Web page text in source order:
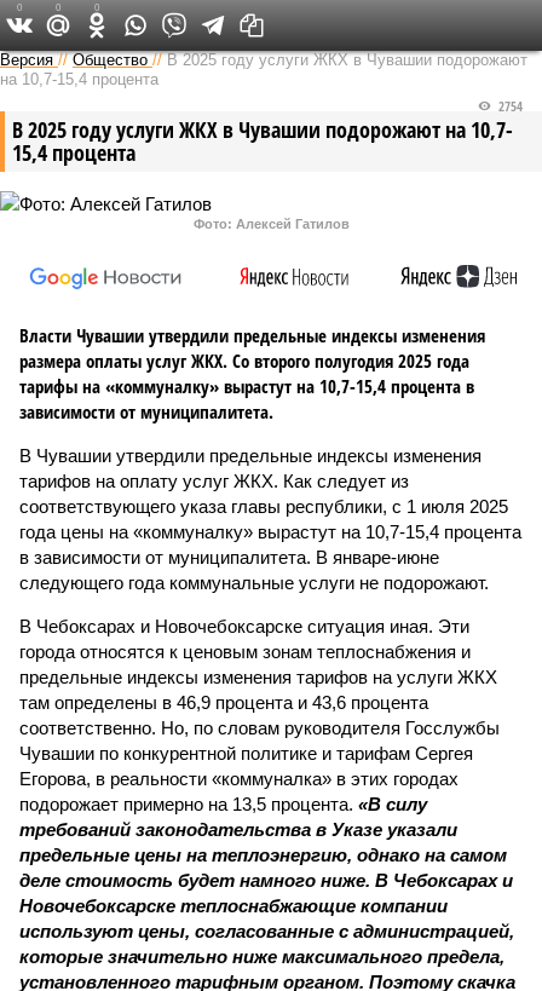
Версия в Чувашии
Версия //Общество //В 2025 году услуги ЖКХ в Чувашии подорожают
на 10,7-15,4 процента
В 2025 году услуги ЖКХ в Чувашии подорожают на 10,7-
15,4 процента
2754
Фото: Алексей Гатилов
Власти Чувашии утвердили предельные индексы изменения
размера оплаты услуг ЖКХ. Со второго полугодия 2025 года
тарифы на «коммуналку» вырастут на 10,7-15,4 процента в
зависимости от муниципалитета.
В Чувашии утвердили предельные индексы изменения
тарифов на оплату услуг ЖКХ. Как следует из
соответствующего указа главы республики, с 1 июля 2025
года цены на «коммуналку» вырастут на 10,7-15,4 процента
в зависимости от муниципалитета. В январе-июне
следующего года коммунальные услуги не подорожают.
В Чебоксарах и Новочебоксарске ситуация иная. Эти
города относятся к ценовым зонам теплоснабжения и
предельные индексы изменения тарифов на услуги ЖКХ
там определены в 46,9 процента и 43,6 процента
соответственно. Но, по словам руководителя Госслужбы
Чувашии по конкурентной политике и тарифам Сергея
Егорова, в реальности «коммуналка» в этих городах
подорожает примерно на 13,5 процента. «В силу
требований законодательства в Указе указали
предельные цены на теплоэнергию, однако на самом
деле стоимость будет намного ниже. В Чебоксарах и
Новочебоксарске теплоснабжающие компании
используют цены, согласованные с администрацией,
которые значительно ниже максимального предела,
установленного тарифным органом. Поэтому скачка
0 0 0